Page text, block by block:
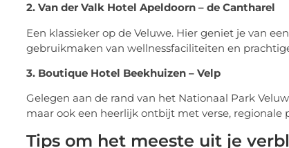
2. Van der Valk Hotel Apeldoorn – de Cantharel
Een klassieker op de Veluwe. Hier geniet je van
gebruikmaken van wellnessfaciliteiten en
3. Boutique Hotel Beekhuizen – Velp
Gelegen aan de rand van het Nationaal Park
maar ook een heerlijk ontbijt met verse, regionale
Tips om het meeste uit je